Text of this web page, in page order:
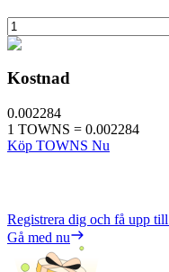
Kostnad
0.002284
1 TOWNS = 0.002284
Köp TOWNS Nu
Registrera dig och få upp till
Gå med nu